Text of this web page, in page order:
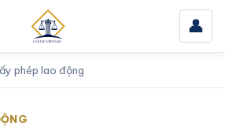
👤
phép lao động